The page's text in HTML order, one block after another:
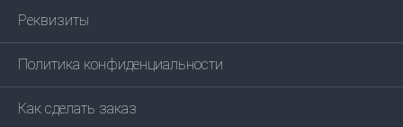
Реквизиты
Политика конфиденциальности
Как сделать заказ